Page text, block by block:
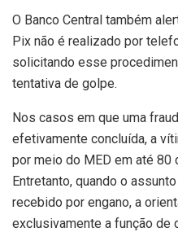
O Banco Central também
Pix não é realizado por
solicitando esse
tentativa de golpe.
Nos casos em que uma
efetivamente concluída, a
por meio do MED em até 80
Entretanto, quando o
recebido por engano, a
exclusivamente a função de